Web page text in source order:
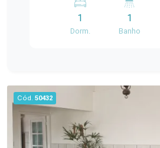
construção, oferece o melhor
conforto, ideal para quem
estilo de vida urbano. Com uma localização
entretenimento. O condomínio
infraestrutura de lazer
relaxar e aproveitar momentos
amigos e familiares. O loft possui um design
1
Dorm.
1
Banho
Cód. 50432